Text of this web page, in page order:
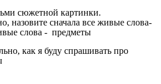
сюжетной картинки.
назовите сначала все живые слова-
слова - предметы
как я буду спрашивать про